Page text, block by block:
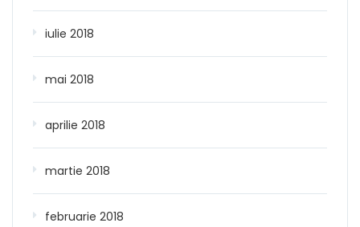
iulie 2018
mai 2018
aprilie 2018
martie 2018
februarie 2018